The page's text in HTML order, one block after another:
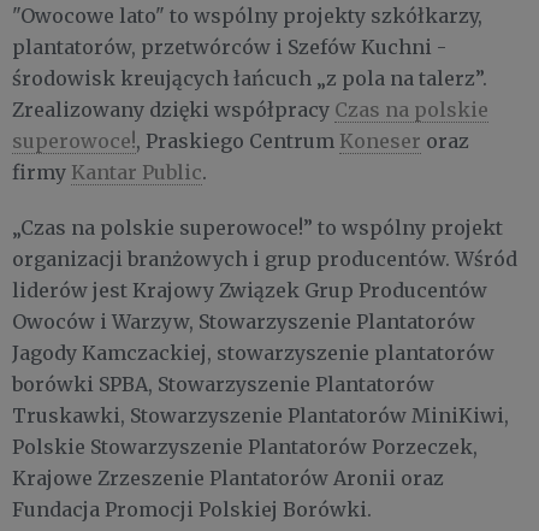
"Owocowe lato" to wspólny projekty szkółkarzy,
plantatorów, przetwórców i Szefów Kuchni -
środowisk kreujących łańcuch „z pola na talerz”.
Zrealizowany dzięki współpracy Czas na polskie
superowoce!, Praskiego Centrum Koneser oraz
firmy Kantar Public.
„Czas na polskie superowoce!” to wspólny projekt
organizacji branżowych i grup producentów. Wśród
liderów jest Krajowy Związek Grup Producentów
Owoców i Warzyw, Stowarzyszenie Plantatorów
Jagody Kamczackiej, stowarzyszenie plantatorów
borówki SPBA, Stowarzyszenie Plantatorów
Truskawki, Stowarzyszenie Plantatorów MiniKiwi,
Polskie Stowarzyszenie Plantatorów Porzeczek,
Krajowe Zrzeszenie Plantatorów Aronii oraz
Fundacja Promocji Polskiej Borówki.